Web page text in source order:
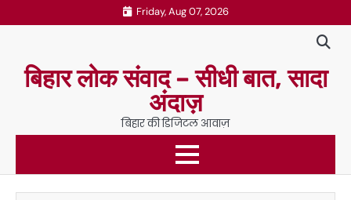
to
Friday, Aug 07, 2026
बिहार लोक संवाद – सीधी बात, सादा
अंदाज़
बिहार की डिजिटल आवाज़